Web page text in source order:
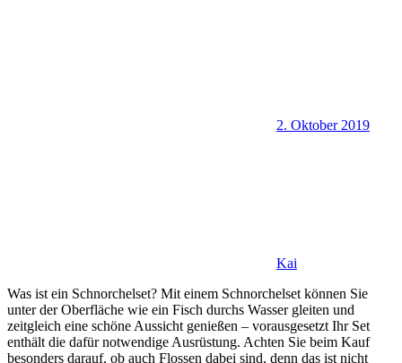
2. Oktober 2019
Kai
Was ist ein Schnorchelset? Mit einem Schnorchelset können Sie
unter der Oberfläche wie ein Fisch durchs Wasser gleiten und
zeitgleich eine schöne Aussicht genießen – vorausgesetzt Ihr Set
enthält die dafür notwendige Ausrüstung. Achten Sie beim Kauf
besonders darauf, ob auch Flossen dabei sind, denn das ist nicht